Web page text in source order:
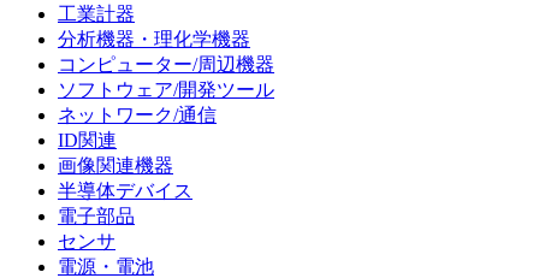
工業計器
分析機器・理化学機器
コンピューター/周辺機器
ソフトウェア/開発ツール
ネットワーク/通信
ID関連
画像関連機器
半導体デバイス
電子部品
センサ
電源・電池